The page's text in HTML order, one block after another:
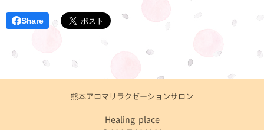
Share
熊本アロマリラクゼーションサロン
Healing place